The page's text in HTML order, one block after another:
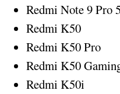
Redmi Note 9 Pro
Redmi K50
Redmi K50 Pro
Redmi K50
Redmi K50i